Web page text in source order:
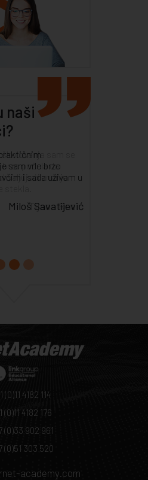
naši
sam se
počela da
znanju
Tijana Rusić
(0)11 4182 114
(0)11 4182 176
(0)33 902 961
(0)51 303 520
academy.com